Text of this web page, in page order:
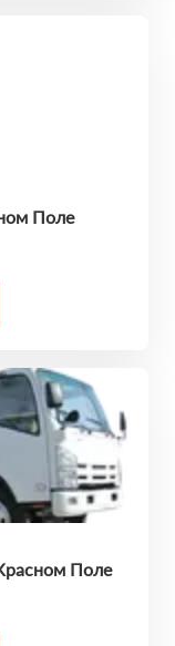
Поле
Поле